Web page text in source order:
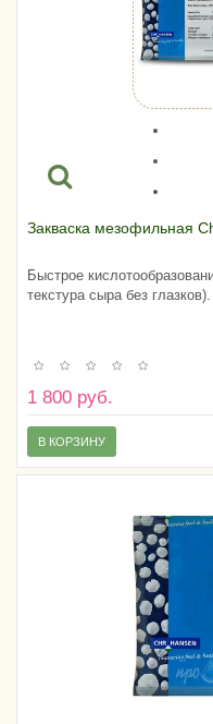
Закваска мезофильная
Быстрое
текстура сыра без глазков).
1 800 руб.
В КОРЗИНУ